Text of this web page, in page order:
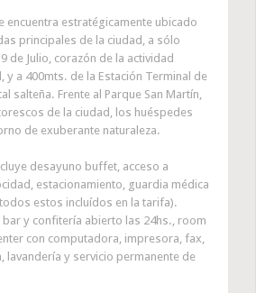
encuentra estratégicamente ubicado
principales de la ciudad, a sólo
de Julio, corazón de la actividad
y a 400mts. de la Estación Terminal de
salteña. Frente al Parque San Martín,
de la ciudad, los huéspedes
de exuberante naturaleza.
desayuno buffet, acceso a
estacionamiento, guardia médica
estos incluídos en la tarifa).
bar y confitería abierto las 24hs., room
con computadora, impresora, fax,
lavandería y servicio permanente de